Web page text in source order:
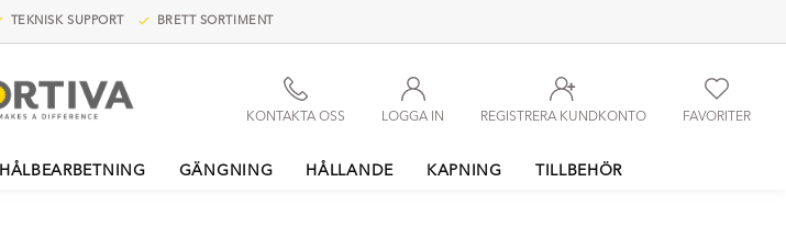
TEKNISK SUPPORT BRETT SORTIMENT
FAVORITER
REGISTRERA KUNDKONTO
LOGGA IN
KONTAKTA OSS
HÅLBEARBETNING GÄNGNING HÅLLANDE KAPNING TILLBEHÖR